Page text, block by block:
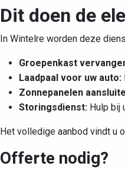
Dit doen de
In Wintelre worden deze
Groepenkast
Laadpaal voor uw auto:
Zonnepanelen
Storingsdienst: Hulp bij
Het volledige aanbod vindt u
Offerte nodig?